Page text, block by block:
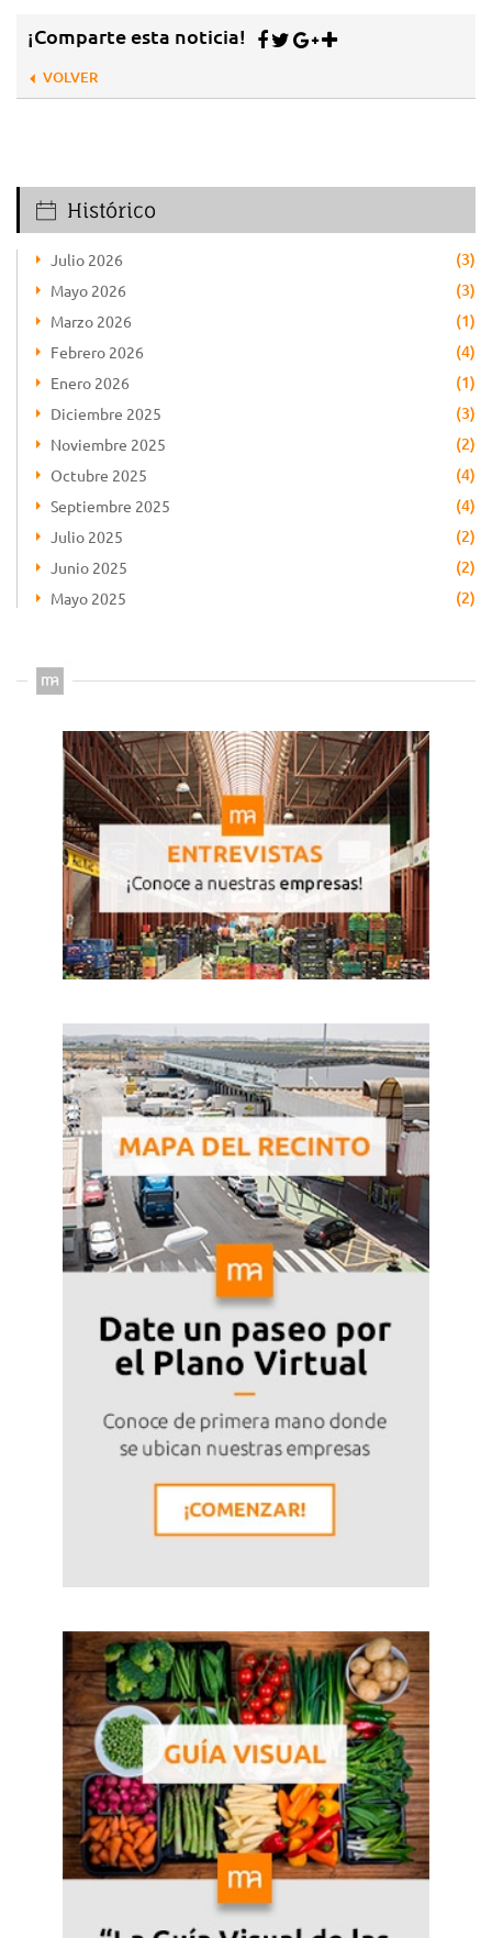
¡Comparte esta noticia!
VOLVER
Histórico
Julio 2026 (3)
Mayo 2026 (3)
Marzo 2026 (1)
Febrero 2026 (4)
Enero 2026 (1)
Diciembre 2025 (3)
Noviembre 2025 (2)
Octubre 2025 (4)
Septiembre 2025 (4)
Julio 2025 (2)
Junio 2025 (2)
Mayo 2025 (2)